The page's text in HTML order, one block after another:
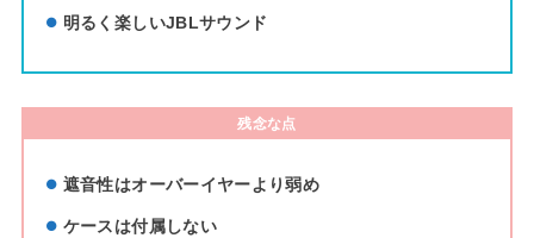
明るく楽しいJBLサウンド
残念な点
遮音性はオーバーイヤーより弱め
ケースは付属しない